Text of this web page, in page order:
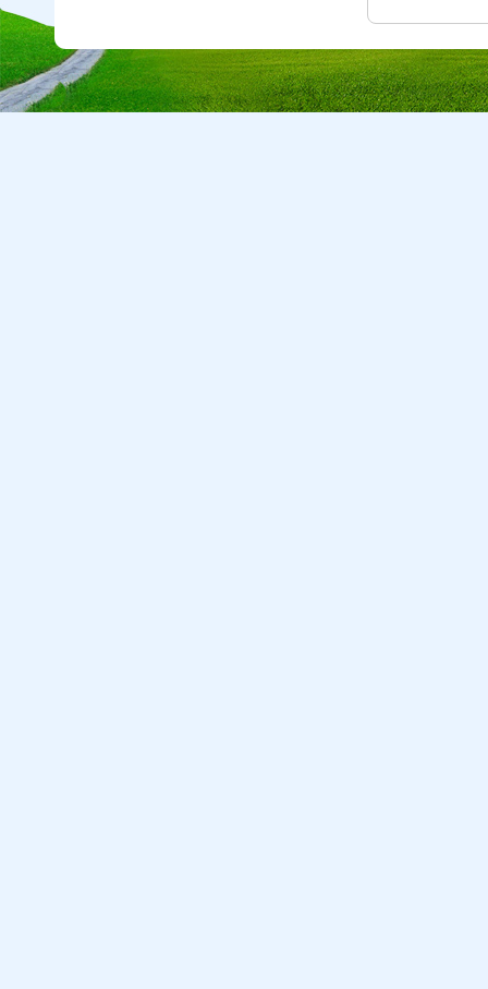
Copyright © 2026 CA Cepreka s.r.o., tel: 032-7710416, e-mail: